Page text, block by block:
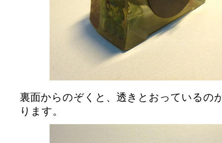
裏面からのぞくと、透きとおっているの
ります。